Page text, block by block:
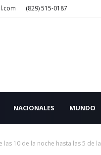
(829) 515-0187
NACIONALES MUNDO
10 de la noche hasta las 5 de la